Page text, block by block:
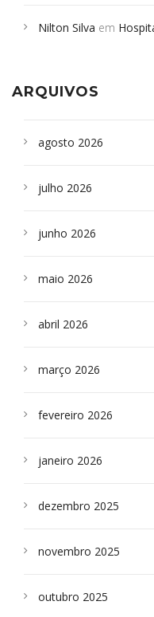
Campoformosenses
Nilton Silva em
ARQUIVOS
agosto 2026
julho 2026
junho 2026
maio 2026
abril 2026
março 2026
fevereiro 2026
janeiro 2026
dezembro 2025
novembro 2025
outubro 2025